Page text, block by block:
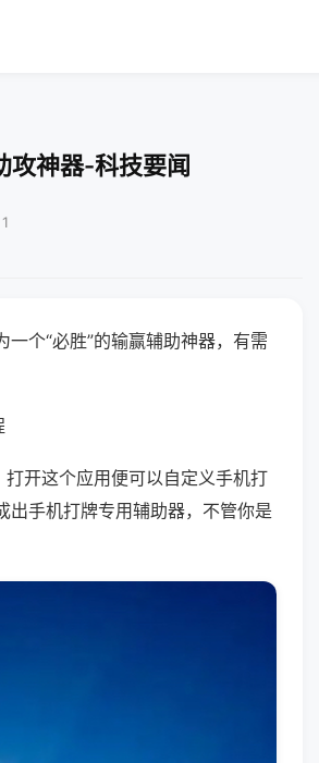
攻神器-科技要闻
个“必胜”的输赢辅助神器，有需
开这个应用便可以自定义手机打
出手机打牌专用辅助器，不管你是